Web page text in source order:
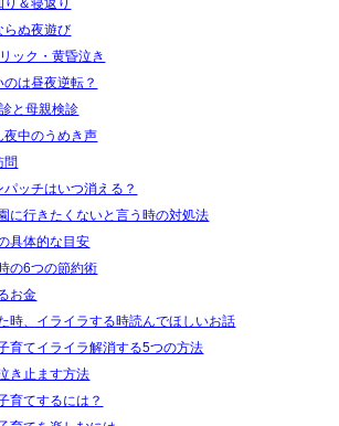
らぬ夜遊び
ック・黄昏泣き
は昼夜逆転？
と母親検診
夜中のうめき声
問
ッチはいつ消える？
に行きたくないと言う時の対処法
具体的な目安
の6つの節約術
お金
時、イライラする時読んでほしいお話
育てイライラ解消する5つの方法
き止ます方法
育てするには？